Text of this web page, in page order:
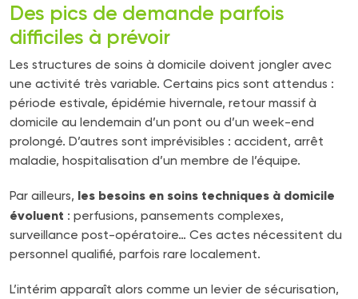
Des pics de demande parfois
difficiles à prévoir
Les structures de soins à domicile doivent jongler avec
une activité très variable. Certains pics sont attendus :
période estivale, épidémie hivernale, retour massif à
domicile au lendemain d’un pont ou d’un week-end
prolongé. D’autres sont imprévisibles : accident, arrêt
maladie, hospitalisation d’un membre de l’équipe.
Par ailleurs, les besoins en soins techniques à domicile
évoluent : perfusions, pansements complexes,
surveillance post-opératoire… Ces actes nécessitent du
personnel qualifié, parfois rare localement.
L’intérim apparaît alors comme un levier de sécurisation,